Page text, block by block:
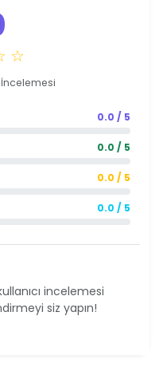
☆
İncelemesi
0.0 / 5
0.0 / 5
0.0 / 5
0.0 / 5
incelemesi
siz yapın!